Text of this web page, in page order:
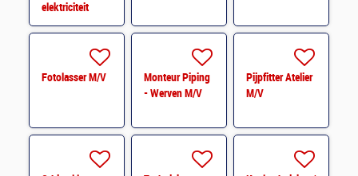
elektriciteit
Fotolasser M/V
Monteur Piping
- Werven M/V
Pijpfitter Atelier
M/V